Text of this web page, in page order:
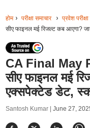
होम परीक्षा समाचार प्रवेश
सीए फाइनल मई रिजल्ट कब आएगा?
CA Final May
सीए फाइनल मई
एक्सपेक्टेड डेट,
Santosh Kumar | June 27,